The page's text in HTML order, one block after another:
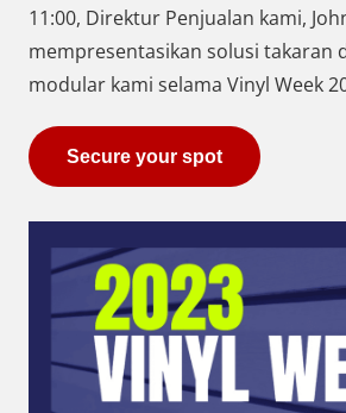
11:00, Direktur Penjualan kami,
mempresentasikan solusi takaran
modular kami selama Vinyl Week
Secure your spot